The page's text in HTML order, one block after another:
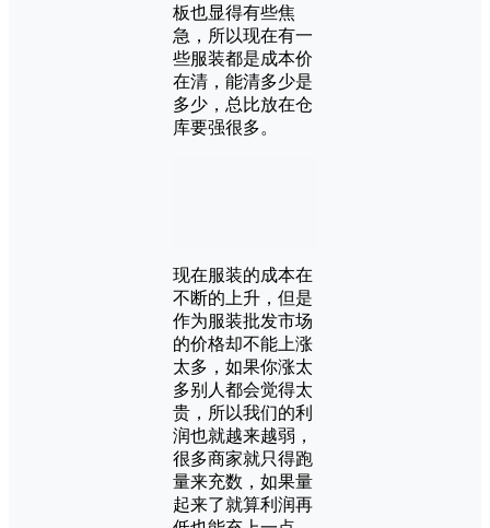
板也显得有些焦
急，所以现在有一
些服装都是成本价
在清，能清多少是
多少，总比放在仓
库要强很多。
现在服装的成本在
不断的上升，但是
作为服装批发市场
的价格却不能上涨
太多，如果你涨太
多别人都会觉得太
贵，所以我们的利
润也就越来越弱，
很多商家就只得跑
量来充数，如果量
起来了就算利润再